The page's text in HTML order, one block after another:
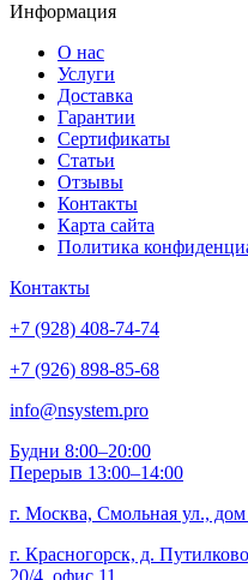
Информация
О нас
Услуги
Доставка
Гарантии
Сертификаты
Статьи
Отзывы
Контакты
Карта сайта
Политика
Контакты
+7 (928) 408-74-74
+7 (926) 898-85-68
info@nsystem.pro
Будни 8:00–20:00
Перерыв 13:00–14:00
г. Москва, Смольная ул.,
г. Красногорск, д.